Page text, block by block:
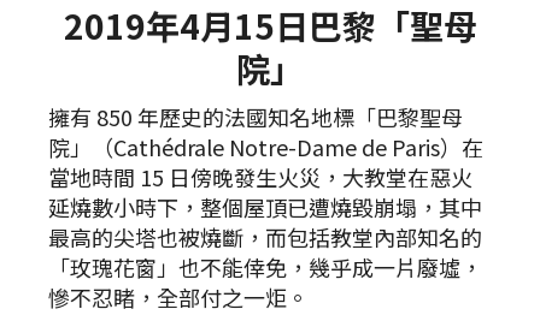
2019年4月15日巴黎「聖母
院」
擁有 850 年歷史的法國知名地標「巴黎聖母
院」（Cathédrale Notre-Dame de Paris）在
當地時間 15 日傍晚發生火災，大教堂在惡火
延燒數小時下，整個屋頂已遭燒毀崩塌，其中
最高的尖塔也被燒斷，而包括教堂內部知名的
「玫瑰花窗」也不能倖免，幾乎成一片廢墟，
慘不忍睹，全部付之一炬。